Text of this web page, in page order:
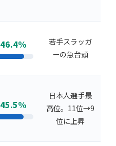
46.4%
若手スラッガ
ーの急台頭
45.5%
日本人選手最
高位。11位→9
位に上昇